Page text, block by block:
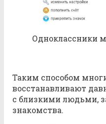
Одноклассники
Таким способом
восстанавливают
с близкими людьми,
знакомства.